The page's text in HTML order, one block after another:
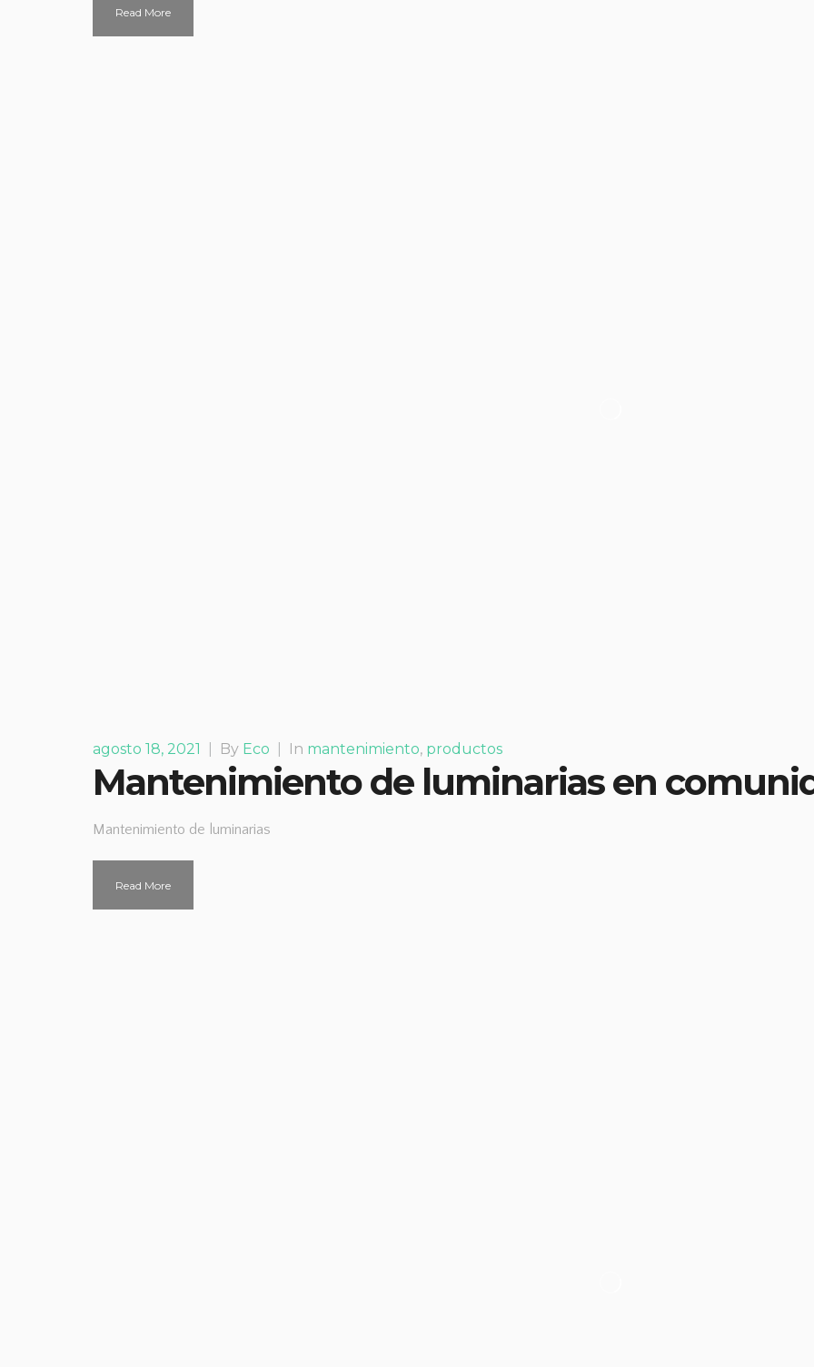
Read More
agosto 18, 2021 By Eco In mantenimiento, productos
Mantenimiento de luminarias en
Mantenimiento de luminarias
Read More